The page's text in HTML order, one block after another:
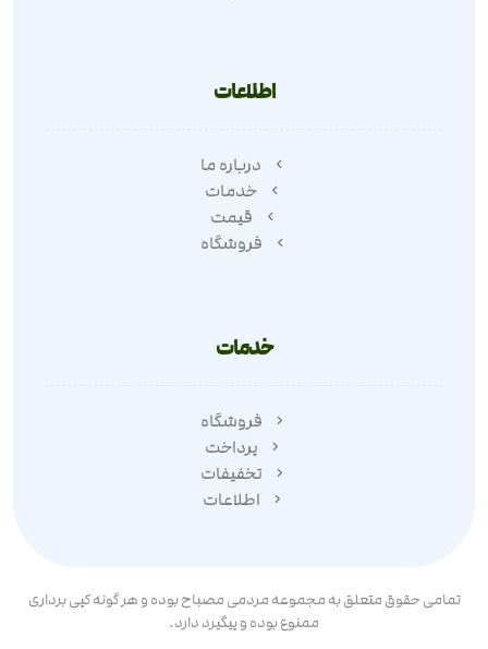
اطلاعات
درباره ما
خدمات
قیمت
فروشگاه
خدمات
فروشگاه
پرداخت
تخفیفات
اطلاعات
تمامی حقوق متعلق به مجموعه مردمی مصباح بوده و هر گونه کپی برداری
ممنوع بوده و پیگیرد دارد.